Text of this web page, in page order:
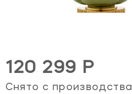
120 299 Р
Снято с производства